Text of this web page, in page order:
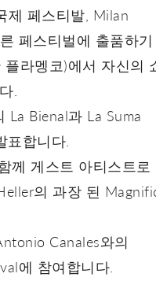
제 페스티발, Milan
페스티벌에 출품하기
플라멩코)에서 자신의
.
Bienal과 La Suma
표합니다.
께 게스트 아티스트로
의 과장 된
Canales와의
에 참여합니다.